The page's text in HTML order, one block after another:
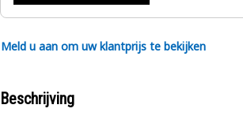
Meld u aan om uw klantprijs te bekijken
Beschrijving